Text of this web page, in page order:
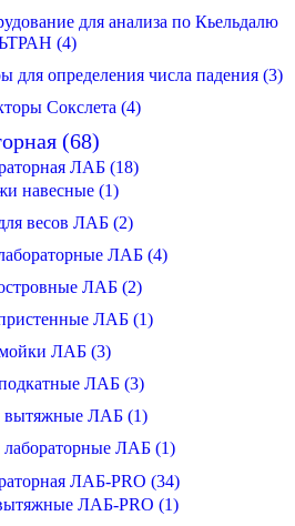
для анализа по Кьельдалю
(4)
для определения числа падения (3)
Сокслета (4)
(68)
ЛАБ (18)
навесные (1)
весов ЛАБ (2)
ЛАБ (4)
ЛАБ (2)
ЛАБ (1)
ЛАБ (3)
ЛАБ (3)
ЛАБ (1)
ЛАБ (1)
ЛАБ-PRO (34)
ЛАБ-PRO (1)